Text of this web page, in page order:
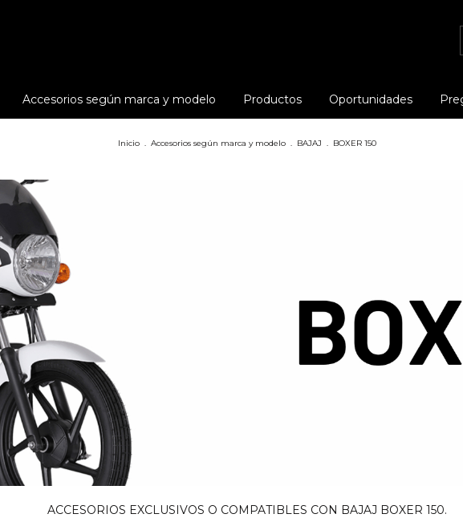
Accesorios según marca y modelo Productos Oportunidades
Inicio . Accesorios según marca y modelo . BAJAJ . BOXER 150
ACCESORIOS EXCLUSIVOS O COMPATIBLES CON BAJAJ BOXER 150.